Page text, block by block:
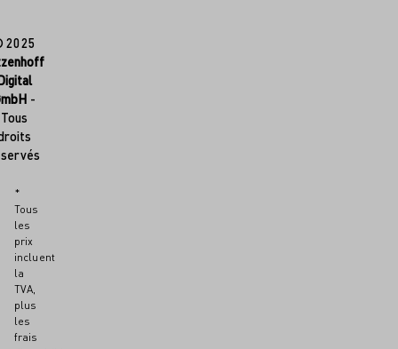
2025
-
Tous
*
Tous
les
prix
incluent
la
TVA,
plus
les
frais